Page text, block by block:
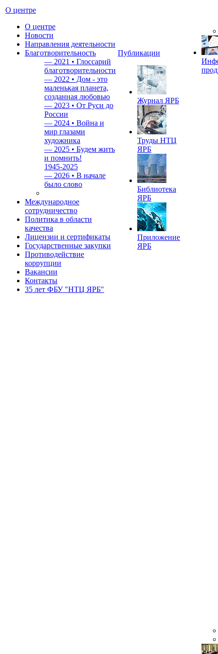
О центре
О центре
Новости
Направления деятельности
Благотворительность
— 2021 • Глоссарий
благотворительности
— 2022 • Дом - это
маленькая планета,
созданная любовью
— 2023 • От Руси до
России
— 2024 • Война и
мир глазами
художника
— 2025 • Будем жить
и помнить!
1945-2025
— 2026 • В начале
было слово
Международное
сотрудничество
Политика в области
качества
Лицензии и сертификаты
Государственные закупки
Противодействие
коррупции
Вакансии
Контакты
35 лет ФБУ "НТЦ ЯРБ"
Публикации
Журнал ЯРБ
Труды НТЦ
ЯРБ
Библиотека
ЯРБ
Приложение
ЯРБ